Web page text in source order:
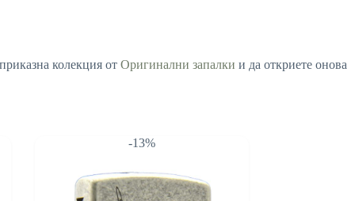
колекция от Оригинални запалки и да откриете онова
-13%